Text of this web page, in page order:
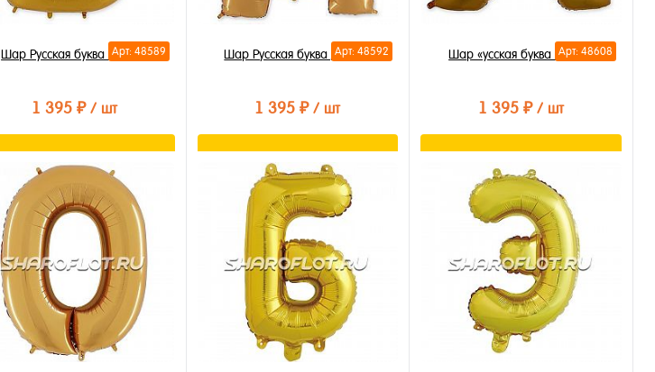
Арт: 48589
Шар Русская буква Б 85см
1 395 ₽ / шт
В корзину
Купить в 1 клик
В избранное
В наличии
Арт: 48592
Шар Русская буква Д 85см
1 395 ₽/ шт
В корзину
Купить в 1 клик
В избранное
В наличии
Арт: 48608
Шар «усская буква Х 85см
1 395 ₽/ шт
Купить в 1 клик
В избранное
В наличии